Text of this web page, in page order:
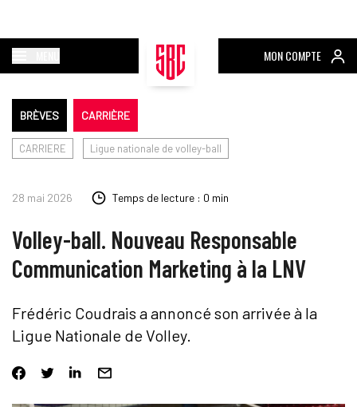
MON COMPTE
BRÈVES CARRIÈRE
CARRIERE Ligue nationale de volley-ball
28 mai 2026 Temps de lecture : 0 min
Volley-ball. Nouveau Responsable
Communication Marketing à la LNV
Frédéric Coudrais a annoncé son arrivée à la
Ligue Nationale de Volley.